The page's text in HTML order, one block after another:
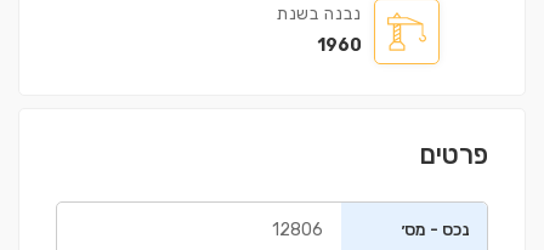
נבנה בשנת
1960
פרטים
נכס - מס׳
12806